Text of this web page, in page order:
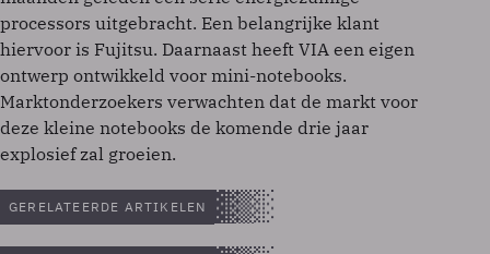
processors uitgebracht. Een belangrijke klant
hiervoor is Fujitsu. Daarnaast heeft VIA een eigen
ontwerp ontwikkeld voor mini-notebooks.
Marktonderzoekers verwachten dat de markt voor
deze kleine notebooks de komende drie jaar
explosief zal groeien.
GERELATEERDE ARTIKELEN